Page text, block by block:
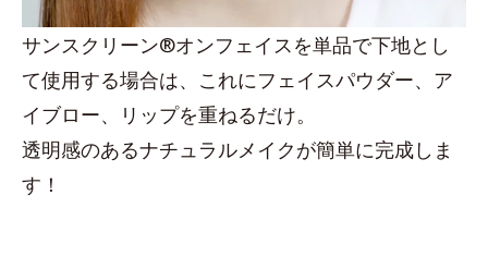
サンスクリーン®オンフェイスを単品で下地とし
て使用する場合は、これにフェイスパウダー、ア
イブロー、リップを重ねるだけ。
透明感のあるナチュラルメイクが簡単に完成しま
す！